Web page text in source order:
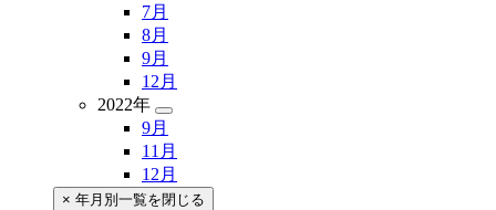
7月
8月
9月
12月
2022年
9月
11月
12月
× 年月別一覧を閉じる